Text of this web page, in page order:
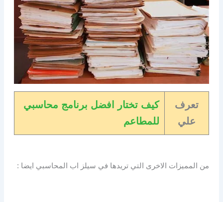
تعرف
علي
كيف تختار افضل برنامج محاسبي
للمطاعم
من المميزات الاخرى التي تريدها في سيلز اب المحاسبي ايضا :